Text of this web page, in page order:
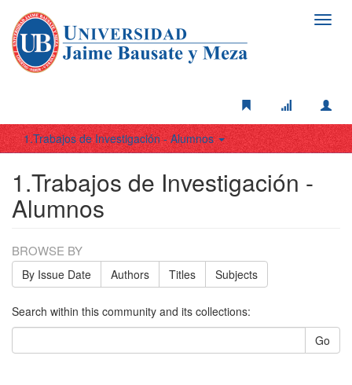
1.Trabajos de Investigación - Alumnos
1.Trabajos de Investigación -
Alumnos
BROWSE BY
By Issue Date Authors Titles Subjects
Search within this community and its collections:
Go